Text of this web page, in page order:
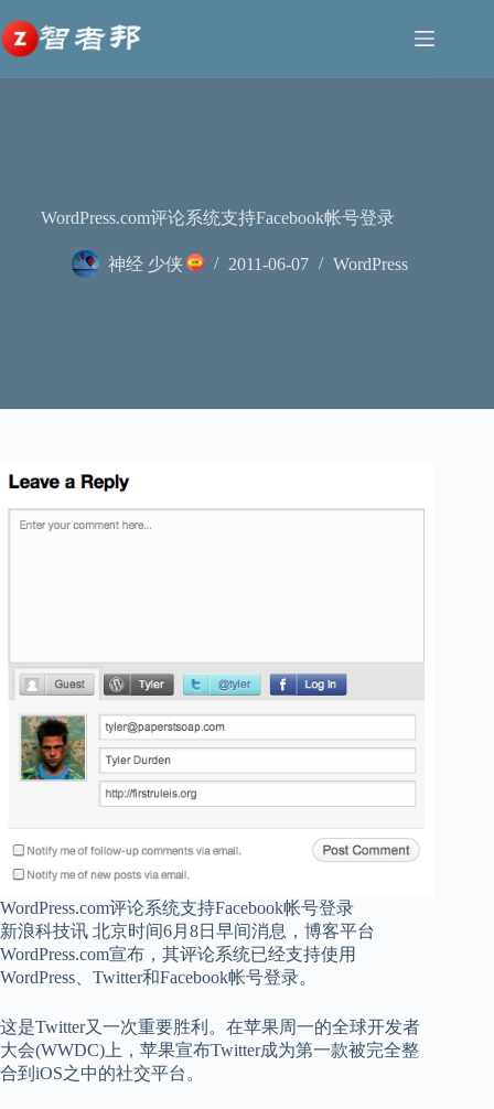
至
内
容
WordPress.com评论系统支持Facebook帐号登录
神经 少侠 2011-06-07 WordPress
WordPress.com评论系统支持Facebook帐号登录
新浪科技讯 北京时间6月8日早间消息，博客平台
WordPress.com宣布，其评论系统已经支持使用
WordPress、Twitter和Facebook帐号登录。
这是Twitter又一次重要胜利。在苹果周一的全球开发者
大会(WWDC)上，苹果宣布Twitter成为第一款被完全整
合到iOS之中的社交平台。